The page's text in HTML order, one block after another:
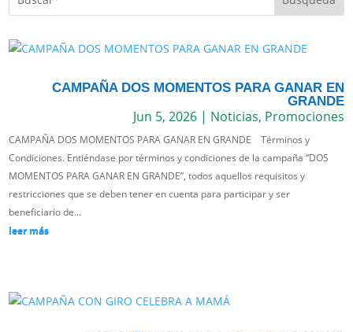
CAMPAÑA DOS MOMENTOS PARA GANAR EN
GRANDE
Jun 5, 2026| Noticias, Promociones
CAMPAÑA DOS MOMENTOS PARA GANAR EN GRANDE Términos y
Condiciones. Entiéndase por términos y condiciones de la campaña “DOS
MOMENTOS PARA GANAR EN GRANDE”, todos aquellos requisitos y
restricciones que se deben tener en cuenta para participar y ser
beneficiario de...
leer más